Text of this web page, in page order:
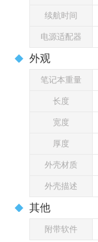
续航时间
电源适配器
外观
笔记本重量
长度
宽度
厚度
外壳材质
外壳描述
其他
附带软件